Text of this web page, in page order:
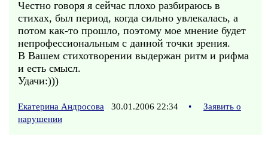
Честно говоря я сейчас плохо разбираюсь в
стихах, был период, когда сильно увлекалась, а
потом как-то прошло, поэтому мое мнение будет
непрофессиональным с данной точки зрения.
В Вашем стихотворении выдержан ритм и рифма
и есть смысл.
Удачи:)))
Екатерина Андросова 30.01.2006 22:34 •
Заявить о
нарушении